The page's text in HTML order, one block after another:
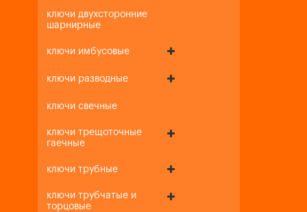
ключи двухсторонние
шарнирные
ключи имбусовые
ключи разводные
ключи свечные
ключи трещоточные
гаечные
ключи трубные
ключи трубчатые и
торцовые